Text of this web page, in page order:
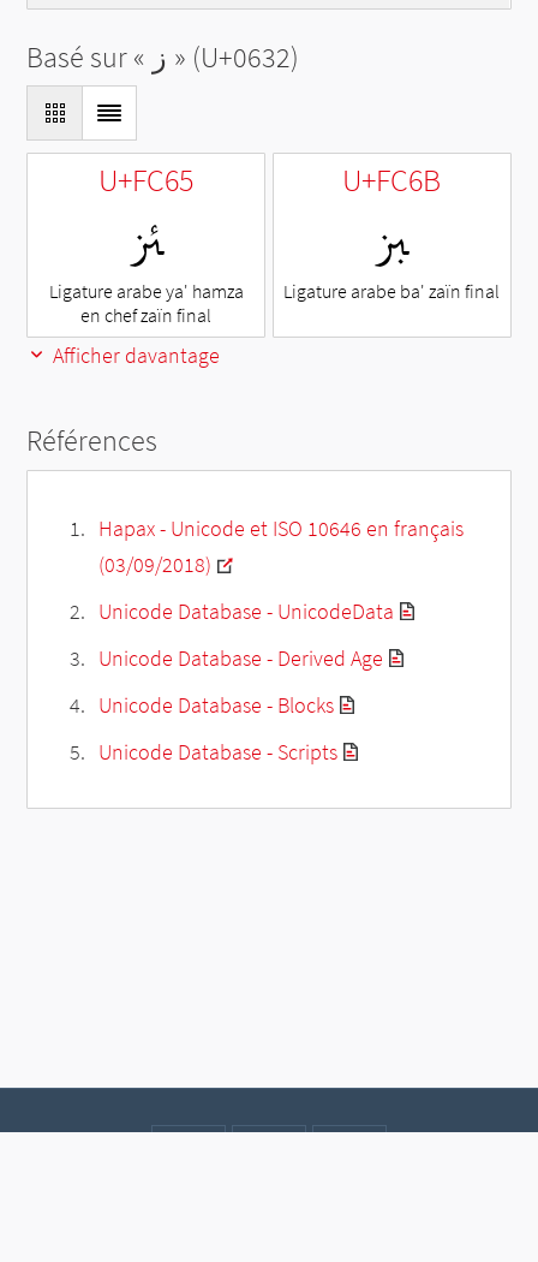
Basé sur « ز » (U+0632)
U+FC65
ﱥ
Ligature arabe ya' hamza
en chef zaïn final
U+FC6B
ﱫ
Ligature arabe ba' zaïn final
Afficher davantage
Références
Hapax - Unicode et ISO 10646 en français
(03/09/2018)
Unicode Database - UnicodeData
Unicode Database - Derived Age
Unicode Database - Blocks
Unicode Database - Scripts